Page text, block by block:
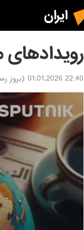
ایران
رویدادهای
22:40 01.01.2026 (بروز